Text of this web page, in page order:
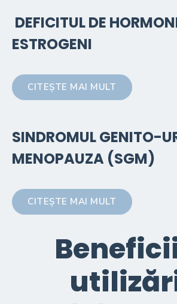
DEFICITUL DE
ESTROGENI
CITEȘTE MAI MULT
SINDROMUL GENITO-
MENOPAUZA (SGM)
CITEȘTE MAI MULT